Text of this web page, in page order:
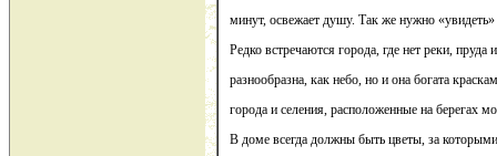
минут, освежает душу. Так же нужно
Редко встречаются города, где нет реки, пруда
разнообразна, как небо, но и она богата
города и селения, расположенные на берегах
В доме всегда должны быть цветы, за